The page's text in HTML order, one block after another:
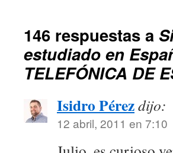
146 respuestas a
estudiado en
TELEFÓNICA DE
Isidro Pérezdijo:
12 abril, 2011 en 7:10